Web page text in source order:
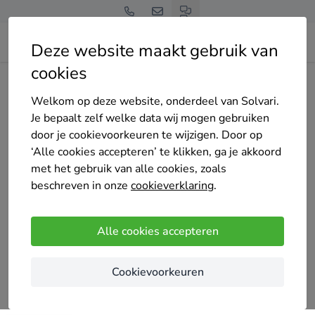
Deze website maakt gebruik van
cookies
Welkom op deze website, onderdeel van Solvari.
Je bepaalt zelf welke data wij mogen gebruiken
door je cookievoorkeuren te wijzigen. Door op
‘Alle cookies accepteren’ te klikken, ga je akkoord
met het gebruik van alle cookies, zoals
beschreven in onze cookieverklaring.
Alle cookies accepteren
Cookievoorkeuren
Home Bedrijven overzicht
Kiran dakdekkers
/5
(5 reviews)
Kiran Dakdekkers presenteert zich als dakdekker